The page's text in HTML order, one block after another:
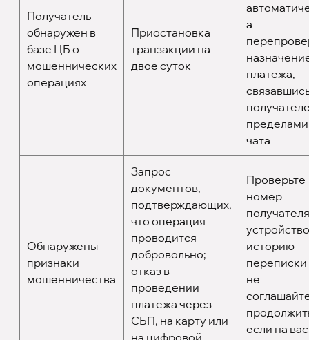
Получатель
обнаружен в
базе ЦБ о
мошеннических
операциях
Приостановка
транзакции на
двое суток
а
платежа,
пределами
чата
Обнаружены
признаки
мошенничества
Запрос
документов,
подтверждающих,
что операция
проводится
добровольно;
отказ в
проведении
платежа через
СБП, на карту или
Проверьте
номер
историю
не
если на вас